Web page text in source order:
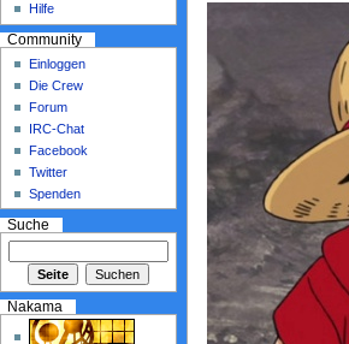
Hilfe
Community
Einloggen
Die Crew
Forum
IRC-Chat
Facebook
Twitter
Spenden
Suche
Nakama